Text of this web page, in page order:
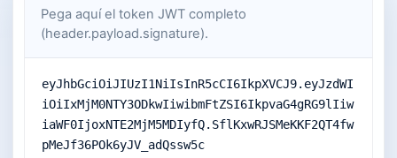
Pega aquí el token JWT completo
(header.payload.signature).